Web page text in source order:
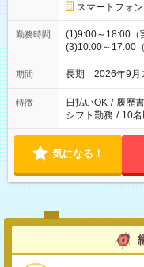
スマートフォ
勤務時間
(1)9:00～18:00（
(3)10:00～17:00
期間 長期 2026年9月
特徴 日払いOK / 履歴
シフト勤務 / 10
気になる！